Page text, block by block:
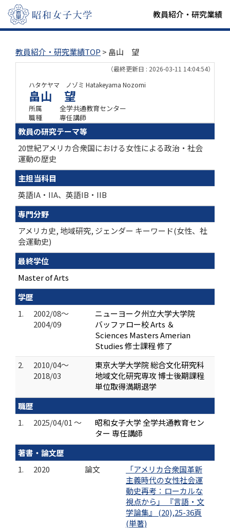
教員紹介・研究業績
教員紹介・研究業績TOP > 畠山 望
（最終更新日 : 2026-03-11 14:04:54）
ハタケヤマ ノゾミ Hatakeyama Nozomi
畠山 望
所属
全学共通教育センター
職種
専任講師
教員の研究テーマ等
20世紀アメリカ合衆国における女性による政治・社会
運動の歴史
主担当科目
英語IA・IIA、英語IB・IIB
専門分野
アメリカ史, 地域研究, ジェンダー キーワード(女性、社
会運動史)
最終学位
Master of Arts
学歴
1.
2002/08～
2004/09
ニューヨーク州立大学大学院
バッファロー校 Arts ＆
Sciences Masters Amerian
Studies 修士課程 修了
2.
2010/04～
2018/03
東京大学大学院 総合文化研究科
地域文化研究専攻 博士後期課程
単位取得満期退学
職歴
1.
2025/04/01 ～
昭和女子大学 全学共通教育セン
ター 専任講師
著書・論文歴
1.
2020 論文
「アメリカ合衆国革新
主義時代の女性社会運
動史再考：ローカルな
視点から」 『言語・文
学論集』 (20),25-36頁
(単著)